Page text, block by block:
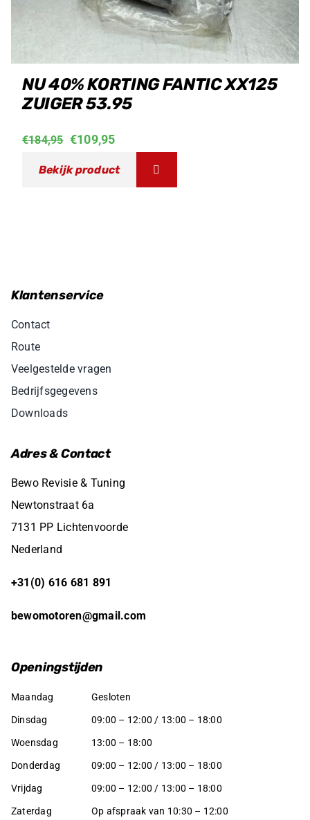
NU 40% KORTING FANTIC XX125
ZUIGER 53.95
€184,95 Oorspronkelijke
prijs
€109,95Huidige
prijs
Bekijk product
Klantenservice
Contact
Route
Veelgestelde vragen
Bedrijfsgegevens
Downloads
Adres & Contact
Bewo Revisie & Tuning
Newtonstraat 6a
7131 PP Lichtenvoorde
Nederland
+31(0) 616 681 891
bewomotoren@gmail.com
Openingstijden
Maandag Gesloten
Dinsdag 09:00 – 12:00 / 13:00 – 18:00
Woensdag 13:00 – 18:00
Donderdag 09:00 – 12:00 / 13:00 – 18:00
Vrijdag 09:00 – 12:00 / 13:00 – 18:00
Zaterdag Op afspraak van 10:30 – 12:00